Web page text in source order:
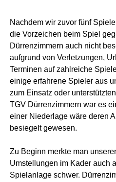
Nachdem wir zuvor fünf
die Vorzeichen beim Spiel
Dürrenzimmern auch nicht
aufgrund von Verletzungen,
Terminen auf zahlreiche
einige erfahrene Spieler aus
zum Einsatz oder
TGV Dürrenzimmern war es
einer Niederlage wäre deren
besiegelt gewesen.
Zu Beginn merkte man
Umstellungen im Kader auch
Spielanlage schwer.